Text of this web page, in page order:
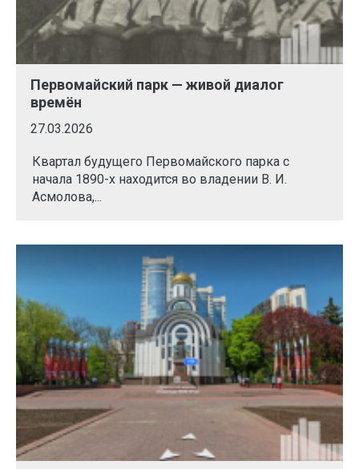
Первомайский парк — живой диалог
времён
27.03.2026
Квартал будущего Первомайского парка с
начала 1890-х находится во владении В. И.
Асмолова,...